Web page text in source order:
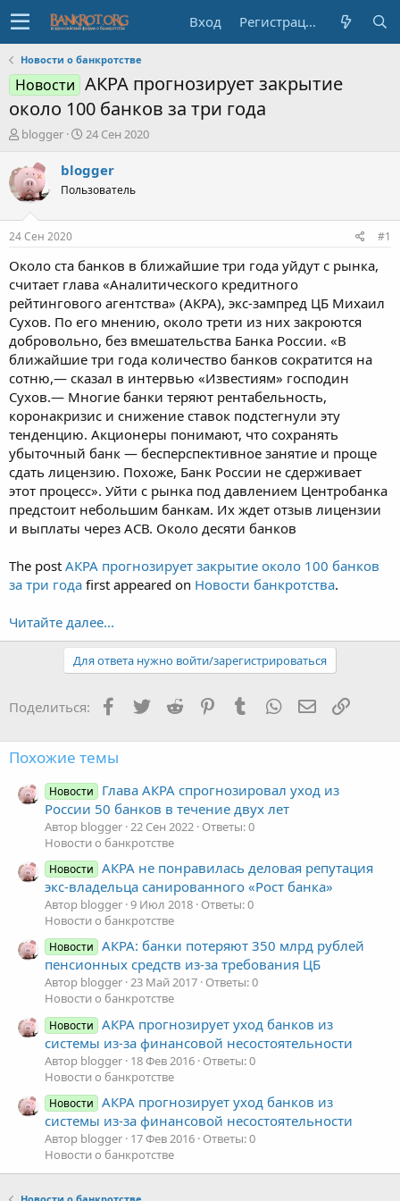
Вход Регистрация
Новости о банкротстве
Новости АКРА прогнозирует закрытие
около 100 банков за три года
А
т
о
р
е
м
ы
blogger
Д
т
а
н
л
24 Сен 2020
blogger
Пользователь
24 Сен 2020 #1
Около ста банков в ближайшие три года уйдут с рынка,
считает глава «Аналитического кредитного
рейтингового агентства» (АКРА), экс-зампред ЦБ Михаил
Сухов. По его мнению, около трети из них закроются
добровольно, без вмешательства Банка России. «В
ближайшие три года количество банков сократится на
сотню,— сказал в интервью «Известиям» господин
Сухов.— Многие банки теряют рентабельность,
коронакризис и снижение ставок подстегнули эту
тенденцию. Акционеры понимают, что сохранять
убыточный банк — бесперспективное занятие и проще
сдать лицензию. Похоже, Банк России не сдерживает
этот процесс». Уйти с рынка под давлением Центробанка
предстоит небольшим банкам. Их ждет отзыв лицензии
и выплаты через АСВ. Около десяти банков
The post АКРА прогнозирует закрытие около 100 банков
за три года first appeared on Новости банкротства.
Читайте далее...
Для ответа нужно войти/зарегистрироваться
Поделиться: Facebook
TwitterReddit PinterestTumblr WhatsApp Ссылка
Похожие темы
Новости
Глава АКРА спрогнозировал уход из
России 50 банков в течение двух лет
Автор blogger 22 Сен 2022 Ответы: 0
Новости о банкротстве
Новости
АКРА не понравилась деловая репутация
экс-владельца санированного «Рост банка»
Автор blogger 9 Июл 2018 Ответы: 0
Новости о банкротстве
Новости
АКРА: банки потеряют 350 млрд рублей
пенсионных средств из-за требования ЦБ
Автор blogger 23 Май 2017 Ответы: 0
Новости о банкротстве
Новости
АКРА прогнозирует уход банков из
системы из-за финансовой несостоятельности
Автор blogger 18 Фев 2016 Ответы: 0
Новости о банкротстве
Новости
АКРА прогнозирует уход банков из
системы из-за финансовой несостоятельности
Автор blogger 17 Фев 2016 Ответы: 0
Новости о банкротстве